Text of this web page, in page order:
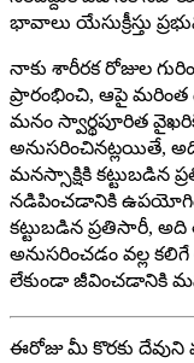
భావాలు యేసుక్రీస్తు
నాకు శారీరక రోజుల
ప్రారంభించి, ఆపై
మనం స్వార్థపూరిత
అనుసరించినట్లయితే,
మనస్సాక్షికి కట్టుబడిన
నడిపించడానికి
కట్టుబడిన ప్రతిసారీ, అది
అనుసరించడం వల్ల
లేకుండా జీవించడానికి
ఈరోజు మీ కొరకు